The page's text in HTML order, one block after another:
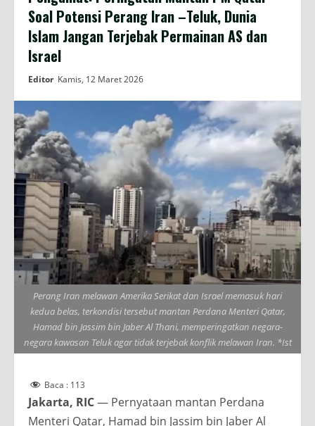
Soal Potensi Perang Iran –Teluk, Dunia
Islam Jangan Terjebak Permainan AS dan
Israel
Editor Kamis, 12 Maret 2026
Perang Iran melawan Amerika Serikat dan Israel memasuk hari
kedua belas, terkondisi tersebut mantan Perdana Menteri Qatar,
Hamad bin Jassim bin Jaber Al Thani, memperingatkan negara-
negara kawasan Teluk agar tidak terjebak konflik melawan Iran. *Ist
Baca : 113
Jakarta, RIC— Pernyataan mantan Perdana
Menteri Qatar, Hamad bin Jassim bin Jaber Al